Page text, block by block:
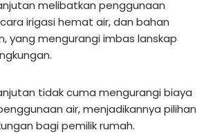
melibatkan penggunaan
irigasi hemat air, dan bahan
yang mengurangi imbas lanskap
tidak cuma mengurangi biaya
air, menjadikannya pilihan
bagi pemilik rumah.